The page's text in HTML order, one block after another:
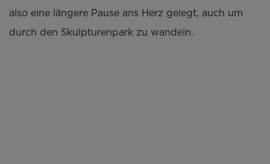
also eine längere Pause ans Herz gelegt, auch um
durch den Skulpturenpark zu wandeln.